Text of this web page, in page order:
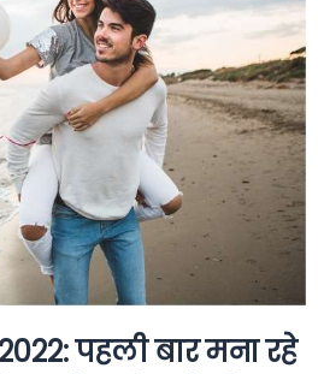
पहली बार मना रहे